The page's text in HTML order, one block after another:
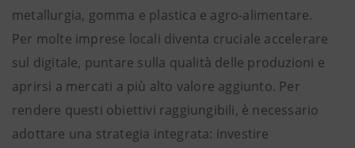
metallurgia, gomma e plastica e agro-alimentare.
Per molte imprese locali diventa cruciale accelerare
sul digitale, puntare sulla qualità delle produzioni e
aprirsi a mercati a più alto valore aggiunto. Per
rendere questi obiettivi raggiungibili, è necessario
adottare una strategia integrata: investire